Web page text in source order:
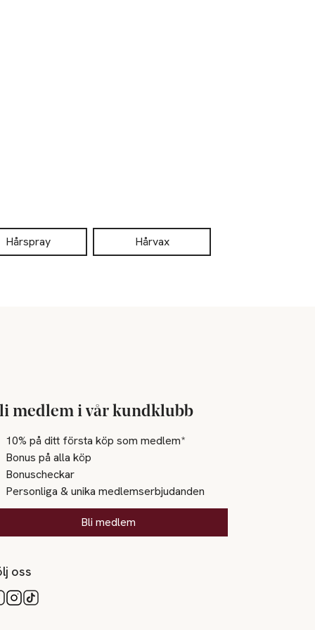
Hårspray Hårvax
medlem i vår kundklubb
10% på ditt första köp som medlem*
Bonus på alla köp
Bonuscheckar
Personliga & unika medlemserbjudanden
Bli medlem
oss